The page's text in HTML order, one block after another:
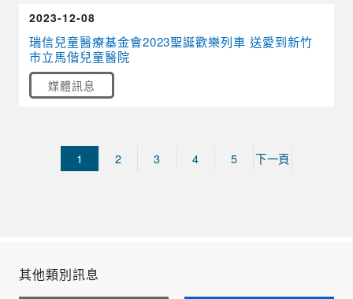
瑞信兒童醫療基金會2023聖誕歡樂列車 送愛到新竹
市立馬偕兒童醫院
媒體訊息
2023-12-08
1 2 3 4 5 下一頁
其他類別訊息